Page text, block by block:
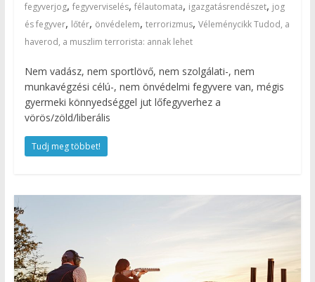
fegyverjog, fegyverviselés, félautomata, igazgatásrendészet, jog
és fegyver, lőtér, önvédelem, terrorizmus, Véleménycikk Tudod, a
haverod, a muszlim terrorista: annak lehet
Nem vadász, nem sportlövő, nem szolgálati-, nem
munkavégzési célú-, nem önvédelmi fegyvere van, mégis
gyermeki könnyedséggel jut lőfegyverhez a
vörös/zöld/liberális
Tudj meg többet!